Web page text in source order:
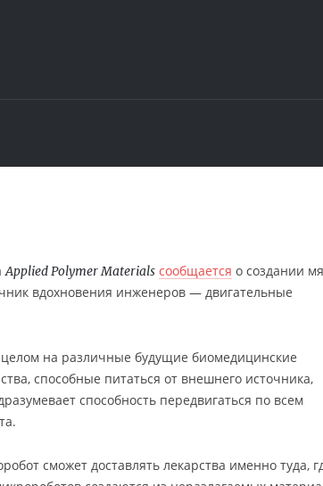
Applied Polymer Materials сообщается о создании
вдохновения инженеров — двигательные
на различные будущие биомедицинские
способные питаться от внешнего источника,
способность передвигаться по всем
сможет доставлять лекарства именно туда,